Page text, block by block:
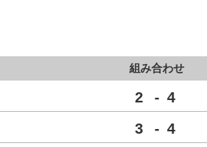
組み合わせ
2 - 4
3 - 4